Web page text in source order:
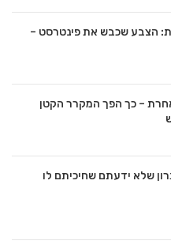
הצבע שכבש את פינטרסט –
– כך הפך המקרר הקטן
שלא ידעתם שחיכיתם לו